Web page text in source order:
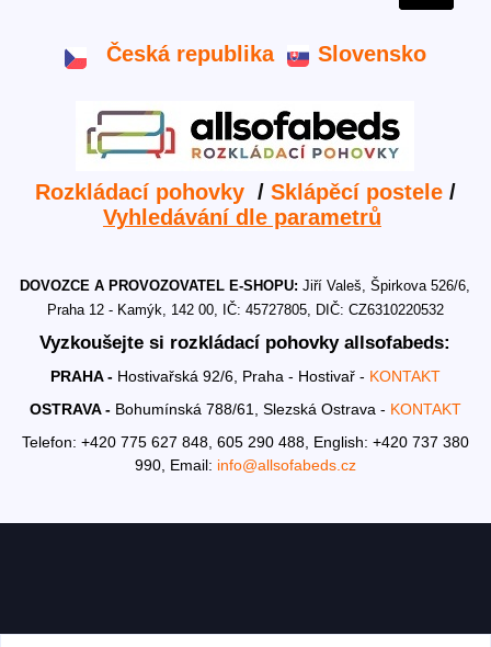
Česká republika Slovensko
Rozkládací pohovky / Sklápěcí postele/
Vyhledávání dle parametrů
DOVOZCE A PROVOZOVATEL E-SHOPU:Jiří Valeš, Špirkova 526/6,
Praha 12 - Kamýk, 142 00, IČ: 45727805, DIČ: CZ6310220532
Vyzkoušejte si rozkládací pohovky allsofabeds:
PRAHA - Hostivařská 92/6, Praha - Hostivař - KONTAKT
OSTRAVA - Bohumínská 788/61, Slezská Ostrava - KONTAKT
Telefon: +420 775 627 848, 605 290 488, English: +420 737 380
990, Email: info@allsofabeds.cz